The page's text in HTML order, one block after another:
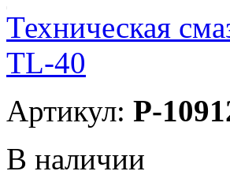
Техническая
TL-40
Артикул: P-
В наличии